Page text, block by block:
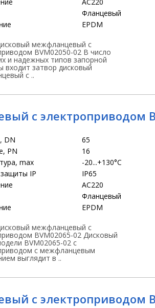
Фланцевый
EPDM
межфланцевый с
BVM02050-02 В число
и надежных типов запорной
входит затвор дисковый
с ..
с электроприводом
DN
65
PN
16
max
-20...+130°С
IP
IP65
АС220
Фланцевый
EPDM
межфланцевый с
BVM02065-02 Дисковый
BVM02065-02 с
с межфланцевым
выглядит в ..
с электроприводом